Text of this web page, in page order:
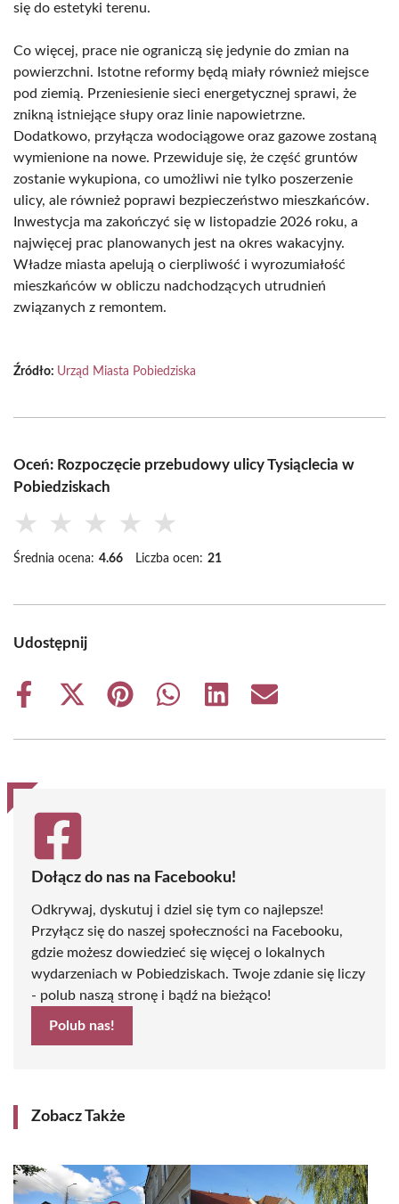
się do estetyki terenu.
Co więcej, prace nie ograniczą się jedynie do zmian na
powierzchni. Istotne reformy będą miały również miejsce
pod ziemią. Przeniesienie sieci energetycznej sprawi, że
znikną istniejące słupy oraz linie napowietrzne.
Dodatkowo, przyłącza wodociągowe oraz gazowe zostaną
wymienione na nowe. Przewiduje się, że część gruntów
zostanie wykupiona, co umożliwi nie tylko poszerzenie
ulicy, ale również poprawi bezpieczeństwo mieszkańców.
Inwestycja ma zakończyć się w listopadzie 2026 roku, a
najwięcej prac planowanych jest na okres wakacyjny.
Władze miasta apelują o cierpliwość i wyrozumiałość
mieszkańców w obliczu nadchodzących utrudnień
związanych z remontem.
Źródło: Urząd Miasta Pobiedziska
Oceń: Rozpoczęcie przebudowy ulicy Tysiąclecia w
Pobiedziskach
★ ★ ★ ★ ★
Średnia ocena: 4.66 Liczba ocen: 21
Udostępnij
Share
Share
(Twitter)
Share
Share
Share
Share
Dołącz do nas na Facebooku!
Odkrywaj, dyskutuj i dziel się tym co najlepsze!
Przyłącz się do naszej społeczności na Facebooku,
gdzie możesz dowiedzieć się więcej o lokalnych
wydarzeniach w Pobiedziskach. Twoje zdanie się liczy
- polub naszą stronę i bądź na bieżąco!
Polub nas!
Zobacz Także